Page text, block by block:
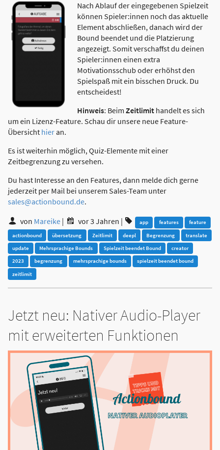
Nach Ablauf der eingegebenen Spielzeit
können Spieler:innen noch das aktuelle
Element abschließen, danach wird der
Bound beendet und die Platzierung
angezeigt. Somit verschaffst du deinen
Spieler:innen einen extra
Motivationsschub oder erhöhst den
Spielspaß mit ein bisschen Druck. Du
entscheidest!
Hinweis: Beim Zeitlimithandelt es sich
um ein Lizenz-Feature. Schau dir unsere neue Feature-
Übersicht hieran.
Es ist weiterhin möglich, Quiz-Elemente mit einer
Zeitbegrenzung zu versehen.
Du hast Interesse an den Features, dann melde dich gerne
jederzeit per Mail bei unserem Sales-Team unter
sales@actionbound.de.
von Mareike | vor 3 Jahren | app features
feature
actionbound
übersetzung Zeitlimit deepl Begrenzung
translate
update
Mehrsprachige Bounds Spielzeit beendet Bound
creator
2023
begrenzung mehrsprachige bounds
spielzeit beendet bound
zeitlimit
Jetzt neu: Nativer Audio-Player
mit erweiterten Funktionen